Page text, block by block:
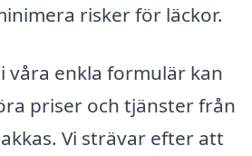
risker för läckor.
våra enkla formulär kan
priser och tjänster från
Vi strävar efter att